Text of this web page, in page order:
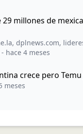
millones de
, dplnews.com,
- hace 4 meses
crece pero Temu
meses